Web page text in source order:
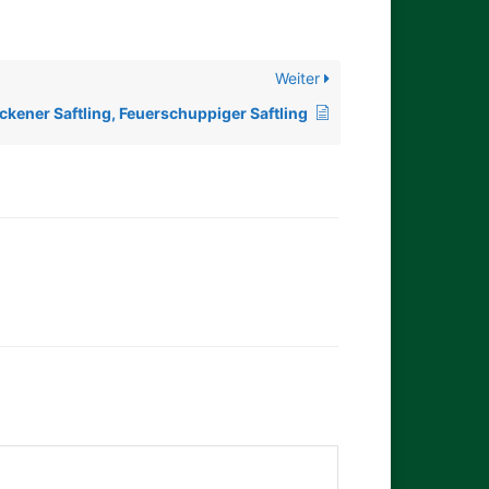
Weiter
Saftling, Feuerschuppiger Saftling